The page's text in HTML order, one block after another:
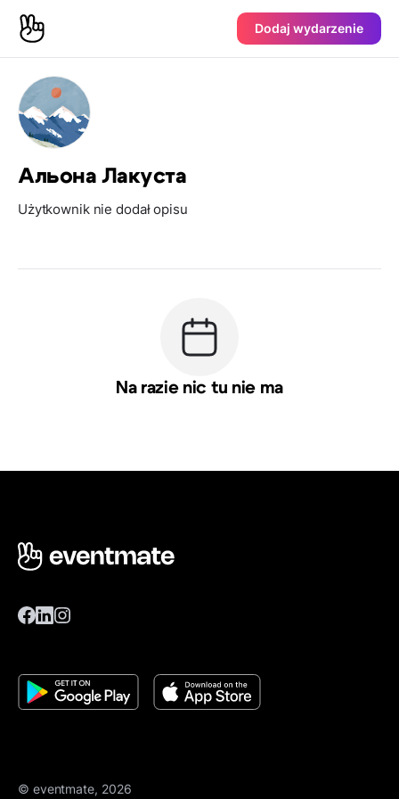
Dodaj wydarzenie
Альона Лакуста
Użytkownik nie dodał opisu
Na razie nic tu nie ma
© eventmate, 2026